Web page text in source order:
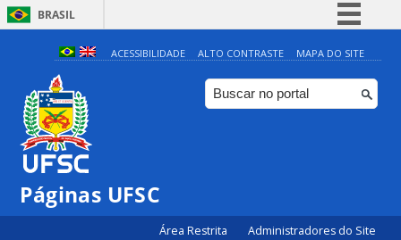
BRASIL
Simplifique!
Comunica BR
Participe
ACESSIBILIDADE ALTO CONTRASTE MAPA DO SITE
Páginas UFSC
Área Restrita Administradores do Site